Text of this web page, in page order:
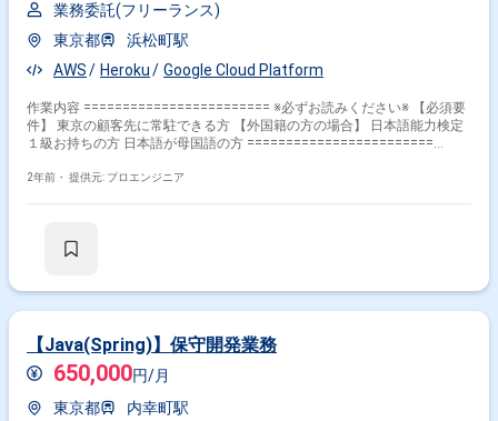
業務委託(フリーランス)
東京都
浜松町駅
AWS
Heroku Google Cloud Platform
作業内容 ======================== ※必ずお読みください※ 【必須要
件】 東京の顧客先に常駐できる方 【外国籍の方の場合】 日本語能力検定
１級お持ちの方 日本語が母国語の方 ========================
企業にて、MuleSoftを用いたAPIプラットフォーム基盤構築に携わって頂
solutions/saas/salesforce
2年前・ 提供元: プロエンジニア
【Java(Spring)】保守開発業務
650,000円/月
東京都
内幸町駅